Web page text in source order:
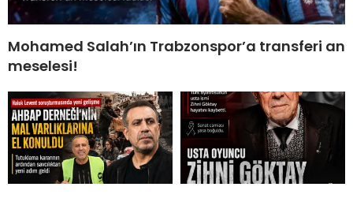
Mohamed Salah’ın Trabzonspor’a transferi an
meselesi!